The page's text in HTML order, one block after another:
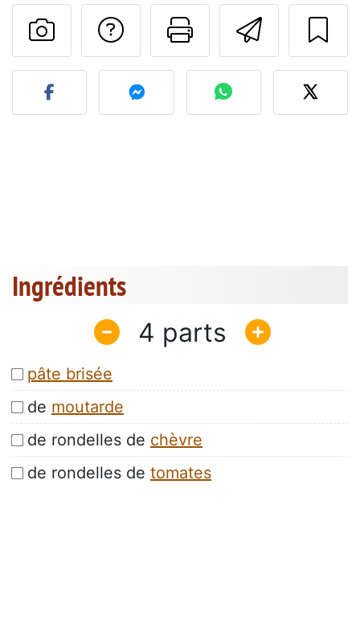
Imprimer
Poser une
Publier votre photo de
Ingrédients
4
pâte brisée
de moutarde
de rondelles de chèvre
de rondelles de tomates